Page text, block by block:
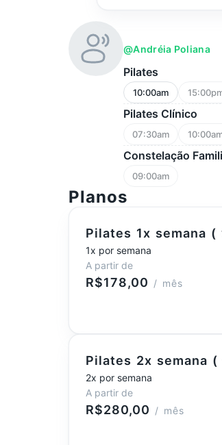
@andréia Poliana
Pilates
10:00am
Pilates Clínico
07:30am
Constelação
09:00am
Planos
Pilates 1x semana
1x por semana
A partir de
R$178,00 / mês
Pilates 2x semana
2x por semana
A partir de
R$280,00 / mês